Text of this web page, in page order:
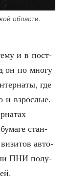
обла­сти.
и в пост­
он по мно­гу
где
и взрос­лые.
стан­
авто­
ПНИ полу­